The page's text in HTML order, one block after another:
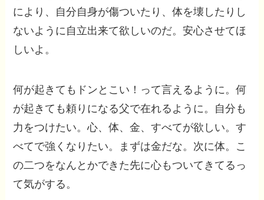
により、自分自身が傷ついたり、体を壊したりし
ないように自立出来て欲しいのだ。安心させてほ
しいよ。
何が起きてもドンとこい！って言えるように。何
が起きても頼りになる父で在れるように。自分も
力をつけたい。心、体、金、すべてが欲しい。す
べてで強くなりたい。まずは金だな。次に体。こ
の二つをなんとかできた先に心もついてきてるっ
て気がする。